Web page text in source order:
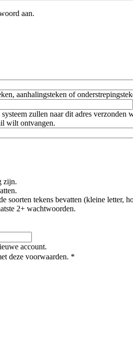
aan.
aanhalingsteken of
zullen naar dit adres
wilt ontvangen.
zijn.
soorten tekens bevatten (kleine letter,
2+ wachtwoorden.
account.
deze voorwaarden. *